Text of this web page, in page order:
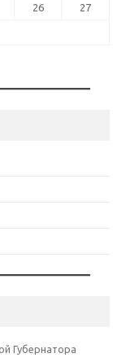
26 27
Губернатора